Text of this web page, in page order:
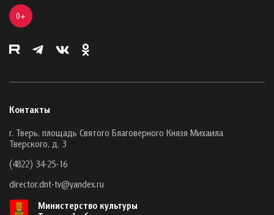
0+
Контакты
г. Тверь, площадь Святого Благоверного Князя Михаила
Тверского, д. 3
(4822) 34-25-16
director.dnt-tv@yandex.ru
Министерство культуры